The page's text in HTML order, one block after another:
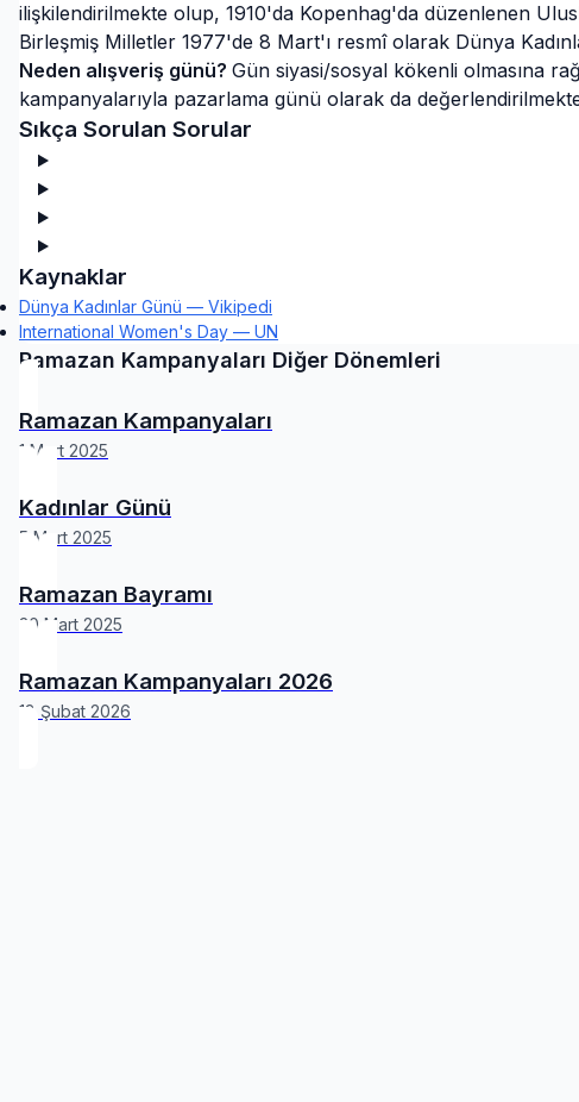
ilişkilendirilmekte olup, 1910'da Kopenhag'da düzenlenen
Birleşmiş Milletler 1977'de 8 Mart'ı resmî olarak Dünya
Neden alışveriş günü? Gün siyasi/sosyal kökenli olmasına
kampanyalarıyla pazarlama günü olarak da
Sıkça Sorulan Sorular
Kaynaklar
Dünya Kadınlar Günü — Vikipedi
International Women's Day — UN
Ramazan Kampanyaları Diğer Dönemleri
Ramazan Kampanyaları
1 Mart 2025
Kadınlar Günü
5 Mart 2025
Ramazan Bayramı
30 Mart 2025
Ramazan Kampanyaları 2026
18 Şubat 2026